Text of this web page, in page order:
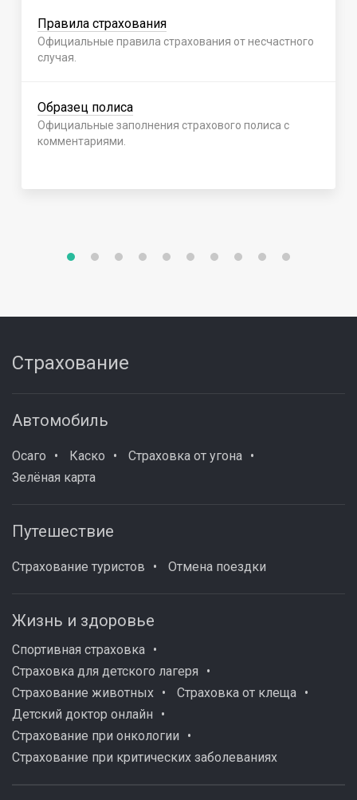
Правила страхования
Официальные правила страхования от несчастного
случая.
Образец полиса
Официальные заполнения страхового полиса с
комментариями.
Страхование
Автомобиль
Осаго Каско
Страховка от угона
Зелёная карта
Путешествие
Страхование туристов Отмена поездки
Жизнь и здоровье
Спортивная страховка
Страховка для детского лагеря
Страхование животных
Страховка от клеща
Детский доктор онлайн
Страхование при онкологии
Страхование при критических заболеваниях